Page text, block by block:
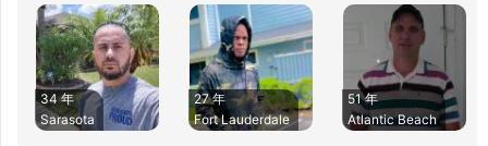
34 年
Sarasota
27 年
Fort Lauderdale
51 年
Atlantic Beach